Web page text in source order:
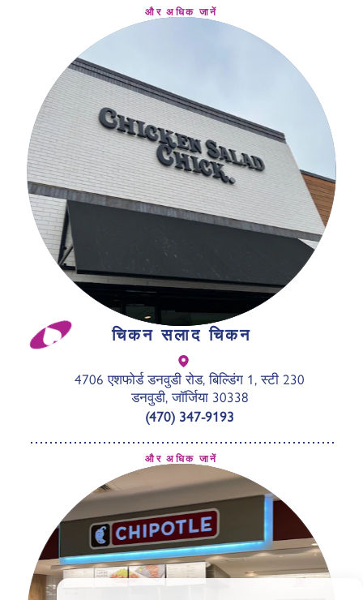
और अधिक जानें
चिकन सलाद चिकन
4706 एशफोर्ड डनवुडी रोड, बिल्डिंग 1, स्टी 230
डनवुडी, जॉर्जिया 30338
(470) 347-9193
और अधिक जानें